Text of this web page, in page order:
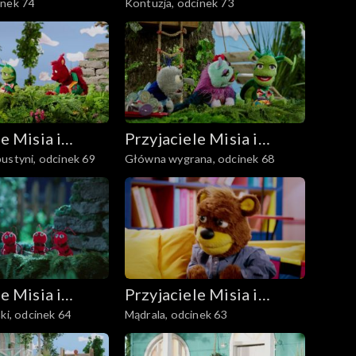
74
Margolci
Kontuzja, odcinek 73
Misia i
odcinek 69
Przyjaciele Misia i
Margolci
Główna wygrana, odcinek 68
Misia i
odcinek 64
Przyjaciele Misia i
Margolci
Mądrala, odcinek 63